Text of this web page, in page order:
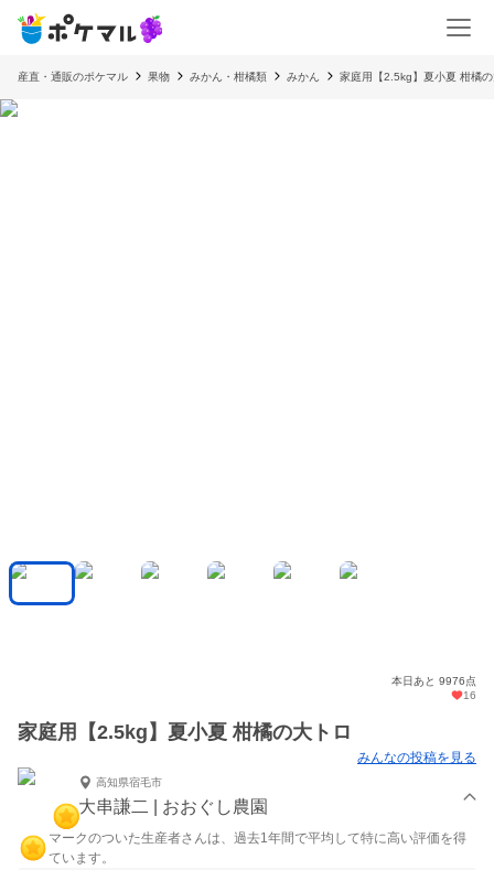
産直・通販のポケマル 果物 みかん・柑橘類 みかん 家庭用【2.5kg】夏小夏 柑橘
本日あと 9976点
16
家庭用【2.5kg】夏小夏 柑橘の大トロ
みんなの投稿を見る
高知県宿毛市
大串謙二 | おおぐし農園
マークのついた生産者さんは、過去1年間で平均して特に高い評価を得
ています。